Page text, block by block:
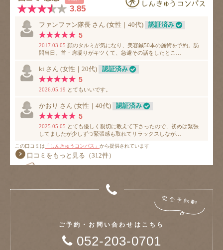
ご予約・お問い合わせはこちら
052-203-0701